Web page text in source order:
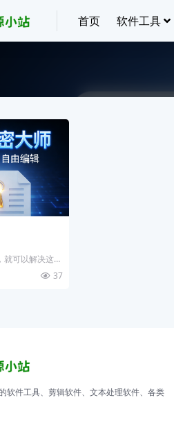
首页 软件工具
就可以解决这个
37
软件工具、剪辑软件、文本处理软件、各类